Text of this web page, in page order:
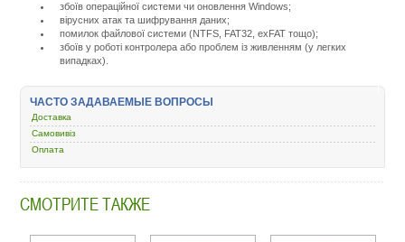
збоїв операційної системи чи оновлення Windows;
вірусних атак та шифрування даних;
помилок файлової системи (NTFS, FAT32, exFAT тощо);
збоїв у роботі контролера або проблем із живленням (у легких
випадках).
service.com.uacatalog/5377-
nashi-
v-
dnovlennya-
hdd-
4.html
ЧАСТО ЗАДАВАЕМЫЕ ВОПРОСЫ
Доставка
Самовивіз
Оплата
СМОТРИТЕ ТАКЖЕ